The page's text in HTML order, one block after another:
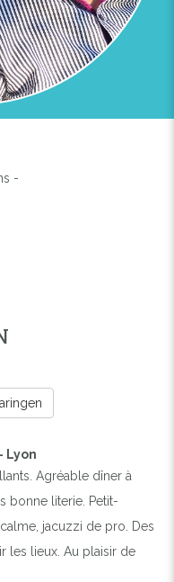
-
Lyon
Agréable dîner à
bonne literie. Petit-
jacuzzi de pro. Des
les lieux. Au plaisir de